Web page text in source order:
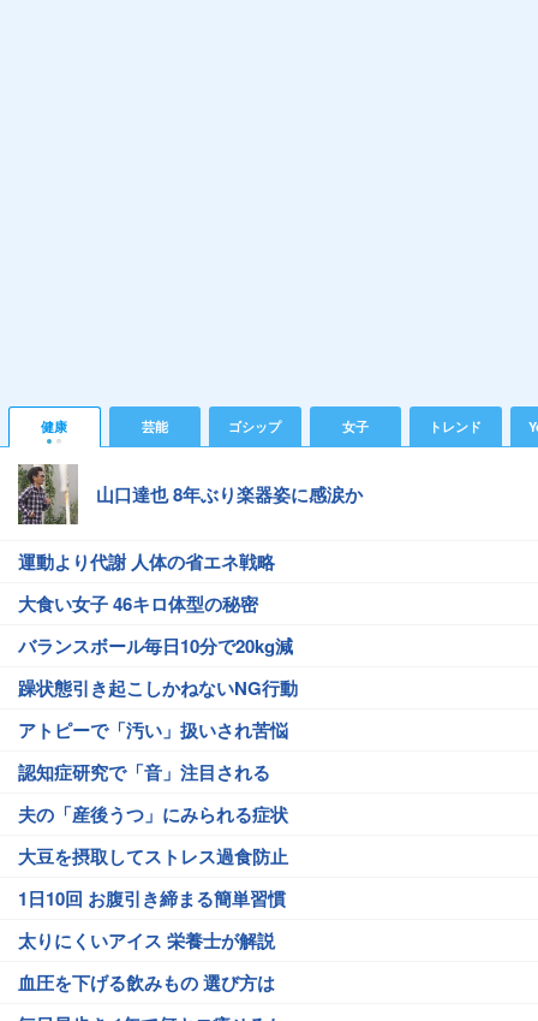
健康 芸能 ゴシップ 女子 トレンド
山口達也 8年ぶり楽器姿に感涙か
運動より代謝 人体の省エネ戦略
大食い女子 46キロ体型の秘密
バランスボール毎日10分で20kg減
躁状態引き起こしかねないNG行動
アトピーで「汚い」扱いされ苦悩
認知症研究で「音」注目される
夫の「産後うつ」にみられる症状
大豆を摂取してストレス過食防止
1日10回 お腹引き締まる簡単習慣
太りにくいアイス 栄養士が解説
血圧を下げる飲みもの 選び方は